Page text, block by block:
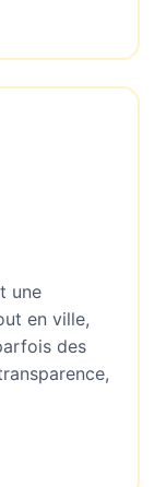
une
en ville,
des